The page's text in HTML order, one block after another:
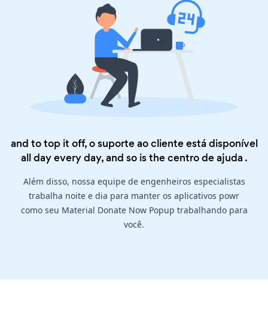
and to top it off, o suporte ao cliente está disponível
all day every day, and so is thecentro de ajuda .
Além disso, nossa equipe de engenheiros especialistas
trabalha noite e dia para manter os aplicativos powr
como seu Material Donate Now Popup trabalhando para
você.